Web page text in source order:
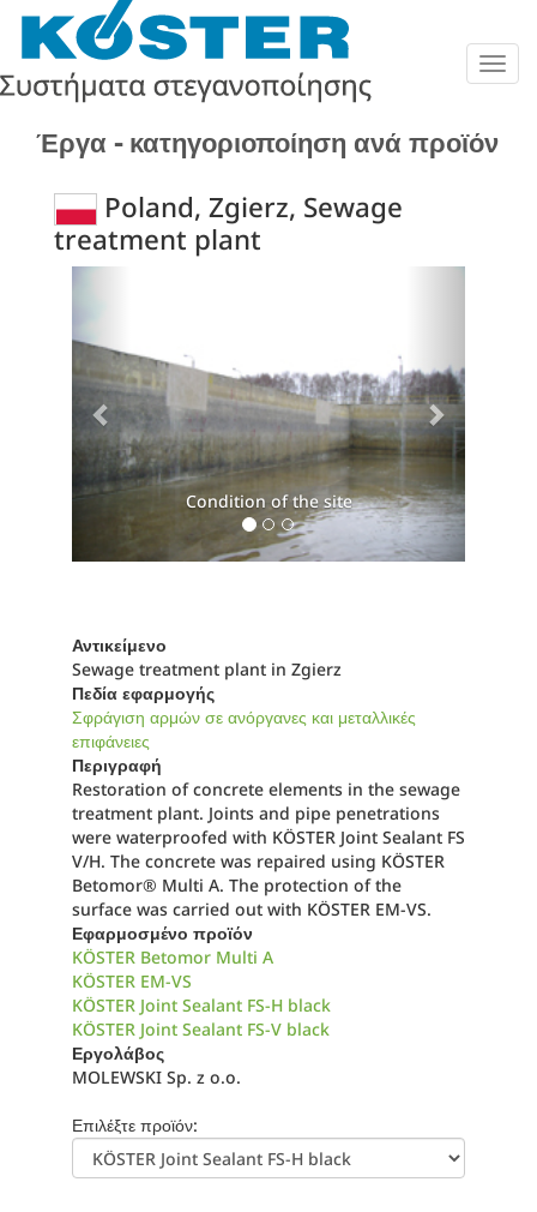
Έργα - κατηγοριοποίηση ανά προϊόν
Poland, Zgierz, Sewage
treatment plant
Condition of the site
Αντικείμενο
Sewage treatment plant in Zgierz
Πεδία εφαρμογής
Σφράγιση αρμών σε ανόργανες και μεταλλικές
επιφάνειες
Περιγραφή
Restoration of concrete elements in the sewage
treatment plant. Joints and pipe penetrations
were waterproofed with KÖSTER Joint Sealant FS
V/H. The concrete was repaired using KÖSTER
Betomor® Multi A. The protection of the
surface was carried out with KÖSTER EM-VS.
Εφαρμοσμένο προϊόν
KÖSTER Betomor Multi A
KÖSTER EM-VS
KÖSTER Joint Sealant FS-H black
KÖSTER Joint Sealant FS-V black
Εργολάβος
MOLEWSKI Sp. z o.o.
Επιλέξτε προϊόν: